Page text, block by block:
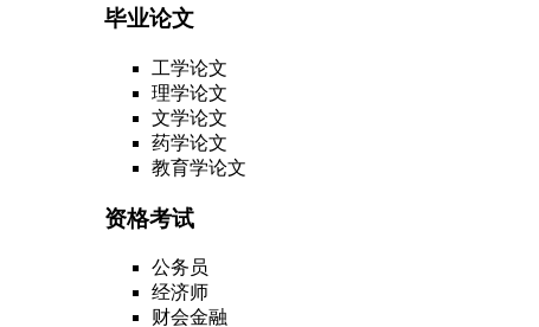
毕业论文
工学论文
理学论文
文学论文
药学论文
教育学论文
资格考试
公务员
经济师
财会金融